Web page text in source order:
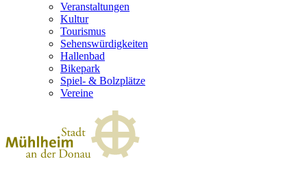
Veranstaltungen
Kultur
Tourismus
Sehenswürdigkeiten
Hallenbad
Bikepark
Spiel- & Bolzplätze
Vereine